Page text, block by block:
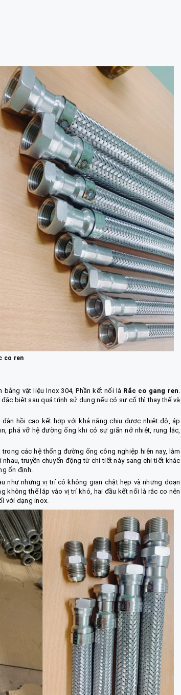
co ren
bằng vật liệu Inox 304, Phần kết nối là Rắc co gang ren
biệt sau quá trình sử dụng nếu có sự cố thì thay thế và
hồi cao kết hợp với khả năng chịu được nhiệt độ, áp
phá vỡ hệ đường ống khi có sự giãn nở nhiệt, rung lắc,
các hệ thống đường ống công nghiệp hiện nay, làm
nhau, truyền chuyển động từ chi tiết này sang chi tiết khác
ổn định.
như những vị trí có không gian chật hẹp và những đoạn
không thể lắp vào vị trí khó, hai đầu kết nối là rắc co nên
với dạng inox.